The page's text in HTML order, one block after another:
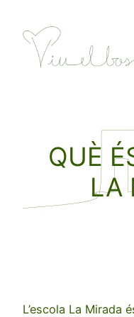
contingut
QUÈ
LA
L’escola La Mirada